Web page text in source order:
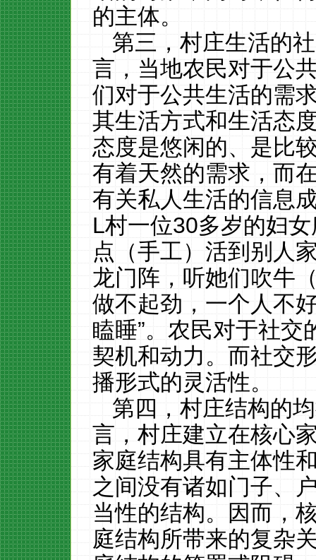
的主体。
第三，村庄生活的
言，当地农民对于公
们对于公共生活的需
其生活方式和生活态
态度是悠闲的、是比
有着天然的需求，而
有关私人生活的信息
L村一位30多岁的妇
点（手工）活到别人
龙门阵，听她们吹牛
做不起劲，一个人不
瞌睡”。农民对于社交
契机和动力。而社交
播形式的灵活性。
第四，村庄结构的
言，村庄建立在核心
家庭结构具有主体性
之间没有诸如门子、
当性的结构。因而，
庭结构所带来的复杂